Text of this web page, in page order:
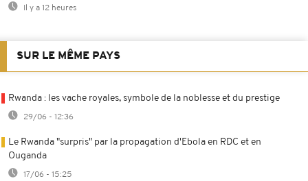
Il y a 12 heures
SUR LE MÊME PAYS
Rwanda : les vache royales, symbole de la noblesse et du prestige
29/06 - 12:36
Le Rwanda "surpris" par la propagation d'Ebola en RDC et en
Ouganda
17/06 - 15:25